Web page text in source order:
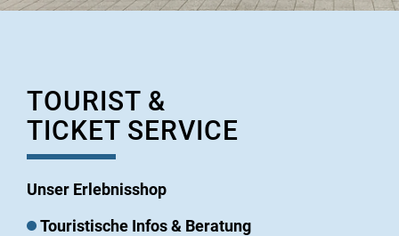
TOURIST &
TICKET SERVICE
Unser Erlebnisshop
Touristische Infos & Beratung